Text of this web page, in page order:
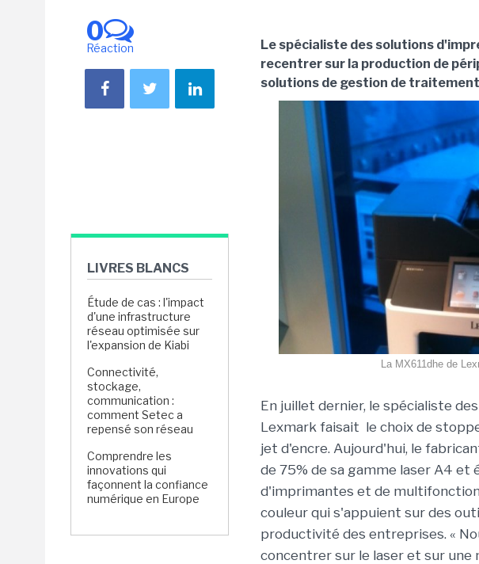
0
Réaction
LIVRES BLANCS
Étude de cas : l'impact
d'une infrastructure
réseau optimisée sur
l'expansion de Kiabi
Connectivité,
stockage,
communication :
comment Setec a
repensé son réseau
Comprendre les
innovations qui
façonnent la confiance
numérique en Europe
Le spécialiste des solutions
recentrer sur la production de
solutions de gestion de
La MX611dhe de
En juillet dernier, le spécialiste
Lexmark faisait le choix de
jet d'encre. Aujourd'hui, le
de 75% de sa gamme laser A4
d'imprimantes et de
couleur qui s'appuient sur des
productivité des entreprises. «
concentrer sur le laser et sur une